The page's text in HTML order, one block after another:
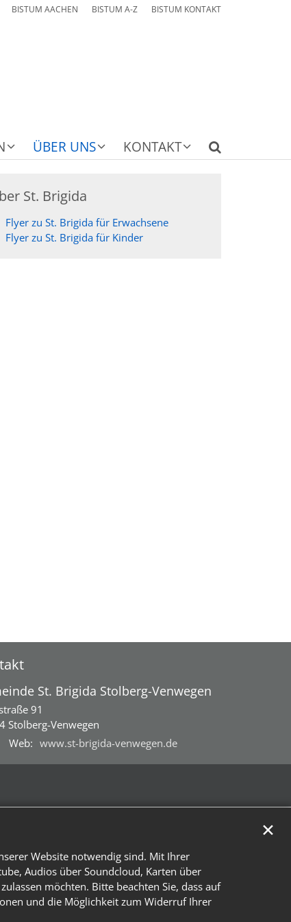
Website notwendig sind. Mit Ihrer
Audios über Soundcloud, Karten über
möchten. Bitte beachten Sie, dass auf
und die Möglichkeit zum Widerruf Ihrer
✕
BISTUM AACHEN BISTUM A-Z BISTUM KONTAKT
ÜBER UNS KONTAKT
St. Brigida
Flyer zu St. Brigida für Erwachsene
Flyer zu St. Brigida für Kinder
St. Brigida Stolberg-Venwegen
91
Stolberg-Venwegen
Web: www.st-brigida-venwegen.de